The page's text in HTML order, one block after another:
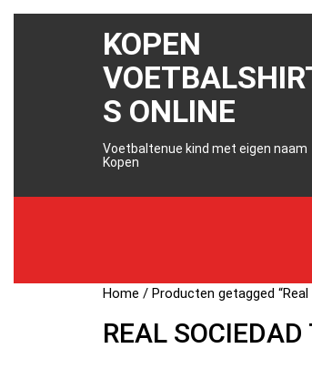
KOPEN
S ONLINE
Voetbaltenue kind met eigen naam
Kopen
Home / Producten getagged
REAL